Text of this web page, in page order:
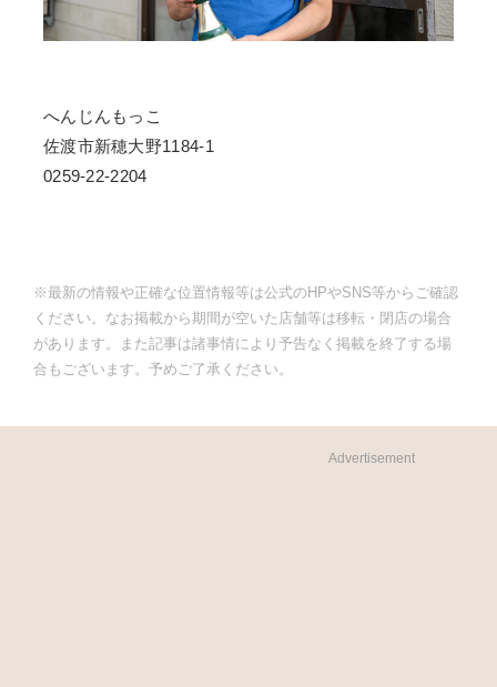
へんじんもっこ
佐渡市新穂大野1184-1
0259-22-2204
※最新の情報や正確な位置情報等は公式のHPやSNS等からご確認
ください。なお掲載から期間が空いた店舗等は移転・閉店の場合
があります。また記事は諸事情により予告なく掲載を終了する場
合もございます。予めご了承ください。
Advertisement